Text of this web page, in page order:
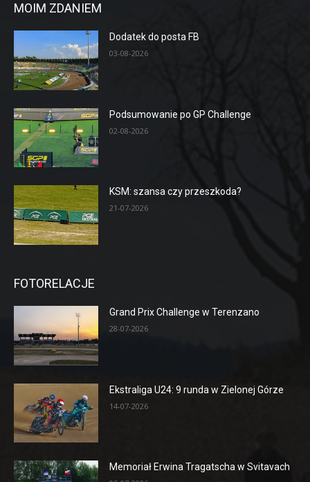
MOIM ZDANIEM
Dodatek do posta FB
03-08-2026
Podsumowanie po GP Challenge
02-08-2026
KSM: szansa czy przeszkoda?
21-07-2026
FOTORELACJE
Grand Prix Challenge w Terenzano
28-07-2026
Ekstraliga U24: 9 runda w Zielonej Górze
14-07-2026
Memoriał Erwina Tragatscha w Svitavach